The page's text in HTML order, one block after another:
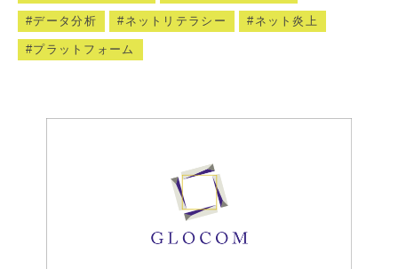
データ分析 ネットリテラシー ネット炎上
プラットフォーム